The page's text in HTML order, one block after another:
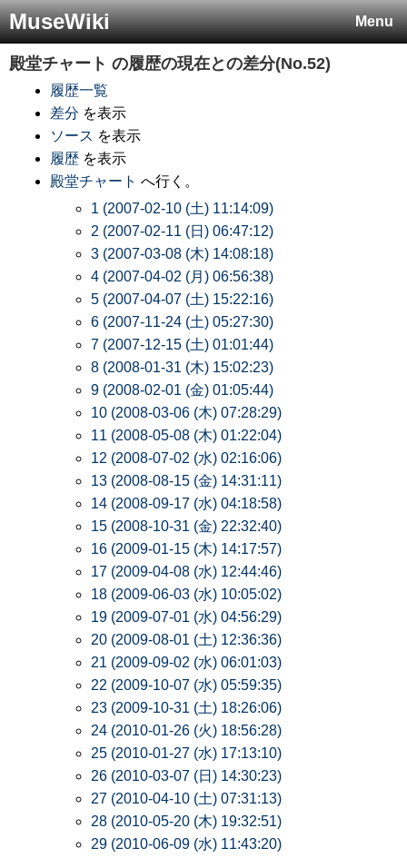
Menu
MuseWiki
殿堂チャート の履歴の現在との差分(No.52)
履歴一覧
差分 を表示
ソース を表示
履歴 を表示
殿堂チャート へ行く。
1 (2007-02-10 (土) 11:14:09)
2 (2007-02-11 (日) 06:47:12)
3 (2007-03-08 (木) 14:08:18)
4 (2007-04-02 (月) 06:56:38)
5 (2007-04-07 (土) 15:22:16)
6 (2007-11-24 (土) 05:27:30)
7 (2007-12-15 (土) 01:01:44)
8 (2008-01-31 (木) 15:02:23)
9 (2008-02-01 (金) 01:05:44)
10 (2008-03-06 (木) 07:28:29)
11 (2008-05-08 (木) 01:22:04)
12 (2008-07-02 (水) 02:16:06)
13 (2008-08-15 (金) 14:31:11)
14 (2008-09-17 (水) 04:18:58)
15 (2008-10-31 (金) 22:32:40)
16 (2009-01-15 (木) 14:17:57)
17 (2009-04-08 (水) 12:44:46)
18 (2009-06-03 (水) 10:05:02)
19 (2009-07-01 (水) 04:56:29)
20 (2009-08-01 (土) 12:36:36)
21 (2009-09-02 (水) 06:01:03)
22 (2009-10-07 (水) 05:59:35)
23 (2009-10-31 (土) 18:26:06)
24 (2010-01-26 (火) 18:56:28)
25 (2010-01-27 (水) 17:13:10)
26 (2010-03-07 (日) 14:30:23)
27 (2010-04-10 (土) 07:31:13)
28 (2010-05-20 (木) 19:32:51)
29 (2010-06-09 (水) 11:43:20)